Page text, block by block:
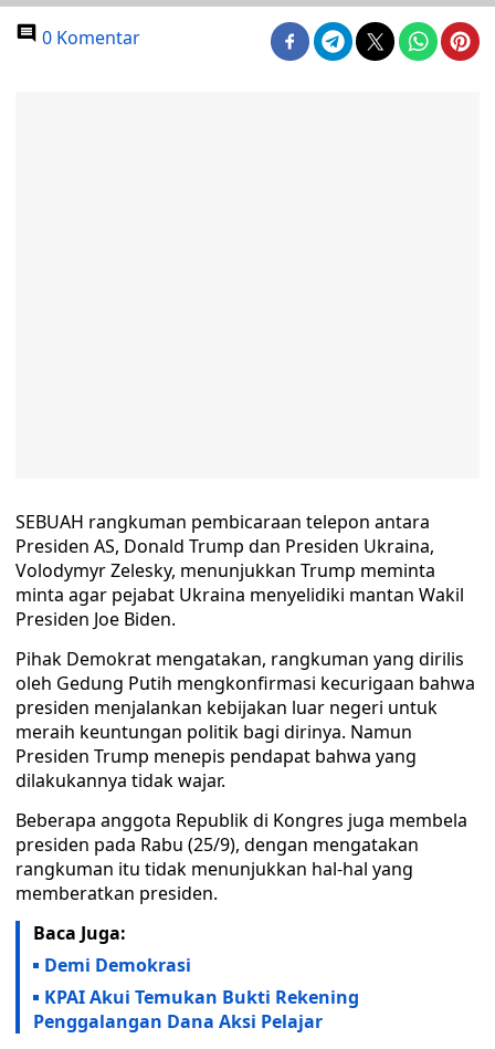
0 Komentar
SEBUAH rangkuman pembicaraan telepon antara
Presiden AS, Donald Trump dan Presiden Ukraina,
Volodymyr Zelesky, menunjukkan Trump meminta
minta agar pejabat Ukraina menyelidiki mantan Wakil
Presiden Joe Biden.
Pihak Demokrat mengatakan, rangkuman yang dirilis
oleh Gedung Putih mengkonfirmasi kecurigaan bahwa
presiden menjalankan kebijakan luar negeri untuk
meraih keuntungan politik bagi dirinya. Namun
Presiden Trump menepis pendapat bahwa yang
dilakukannya tidak wajar.
Beberapa anggota Republik di Kongres juga membela
presiden pada Rabu (25/9), dengan mengatakan
rangkuman itu tidak menunjukkan hal-hal yang
memberatkan presiden.
Baca Juga:
Demi Demokrasi
KPAI Akui Temukan Bukti Rekening
Penggalangan Dana Aksi Pelajar